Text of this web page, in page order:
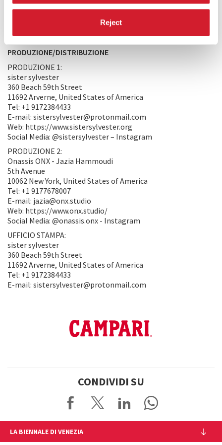
Reject
incontro multisensoriale con il passato e con storie
dimenticate: storie che possono tornare a visitarci per farci
immaginare nuovi presenti." (sister sylvester)
PRODUZIONE/DISTRIBUZIONE
PRODUZIONE 1:
sister sylvester
360 Beach 59th Street
11692 Arverne, United States of America
Tel: +1 9172384433
E-mail: sistersylvester@protonmail.com
Web: https://www.sistersylvester.org
Social Media: @sistersylvester – Instagram
PRODUZIONE 2:
Onassis ONX - Jazia Hammoudi
5th Avenue
10062 New York, United States of America
Tel: +1 9177678007
E-mail: jazia@onx.studio
Web: https://www.onx.studio/
Social Media: @onassis.onx - Instagram
UFFICIO STAMPA:
sister sylvester
360 Beach 59th Street
11692 Arverne, United States of America
Tel: +1 9172384433
E-mail: sistersylvester@protonmail.com
CONDIVIDI SU
LA BIENNALE DI VENEZIA